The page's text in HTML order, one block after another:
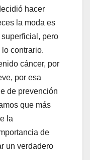
hacer
la moda es
pero
contrario.
cáncer, por
por esa
de prevención
que más
la
de
un verdadero